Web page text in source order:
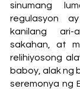
sinumang
regulasyon
kanilang ari-
sakahan, at
relihiyosong
baboy, alak ng
seremonya ng